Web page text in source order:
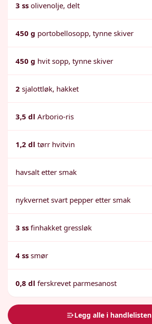
3 ss olivenolje, delt
450 g portobellosopp, tynne skiver
450 g hvit sopp, tynne skiver
2 sjalottløk, hakket
3,5 dl Arborio-ris
1,2 dl tørr hvitvin
havsalt etter smak
nykvernet svart pepper etter smak
3 ss finhakket gressløk
4 ss smør
0,8 dl ferskrevet parmesanost
Legg alle i handlelisten